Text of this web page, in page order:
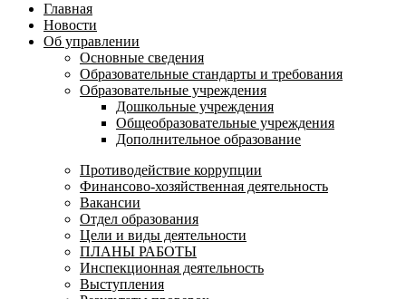
Главная
Новости
Об управлении
Основные сведения
Образовательные стандарты и требования
Образовательные учреждения
Дошкольные учреждения
Общеобразовательные учреждения
Дополнительное образование
Противодействие коррупции
Финансово-хозяйственная деятельность
Вакансии
Отдел образования
Цели и виды деятельности
ПЛАНЫ РАБОТЫ
Инспекционная деятельность
Выступления